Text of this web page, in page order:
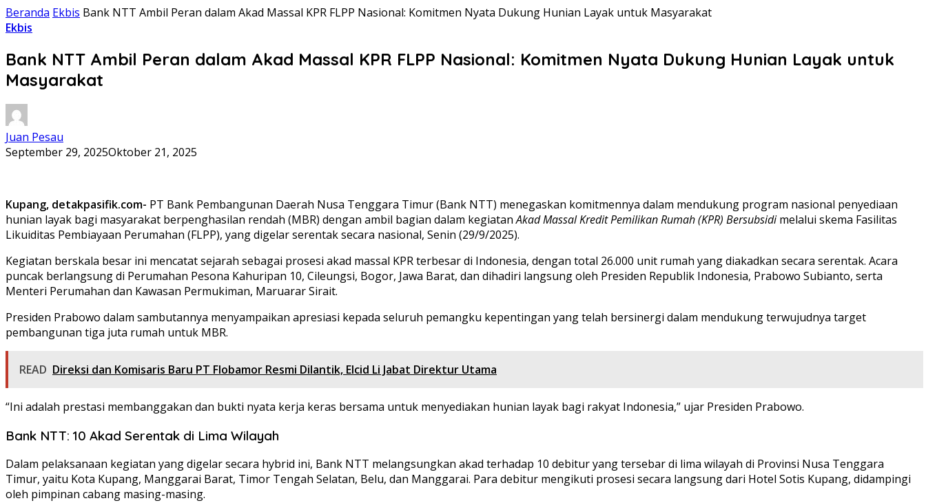
Beranda Ekbis Bank NTT Ambil Peran dalam Akad Massal KPR FLPP Nasional: Komitmen Nyata Dukung Hunian Layak untuk Masyarakat
Ekbis
Bank NTT Ambil Peran dalam Akad Massal KPR FLPP Nasional: Komitmen Nyata Dukung Hunian Layak untuk
Masyarakat
Juan Pesau
September 29, 2025Oktober 21, 2025
Kupang, detakpasifik.com- PT Bank Pembangunan Daerah Nusa Tenggara Timur (Bank NTT) menegaskan komitmennya dalam mendukung program nasional penyediaan
hunian layak bagi masyarakat berpenghasilan rendah (MBR) dengan ambil bagian dalam kegiatanAkad Massal Kredit Pemilikan Rumah (KPR) Bersubsidimelalui skema Fasilitas
Likuiditas Pembiayaan Perumahan (FLPP), yang digelar serentak secara nasional, Senin (29/9/2025).
Kegiatan berskala besar ini mencatat sejarah sebagai prosesi akad massal KPR terbesar di Indonesia, dengan total 26.000 unit rumah yang diakadkan secara serentak. Acara
puncak berlangsung di Perumahan Pesona Kahuripan 10, Cileungsi, Bogor, Jawa Barat, dan dihadiri langsung oleh Presiden Republik Indonesia, Prabowo Subianto, serta
Menteri Perumahan dan Kawasan Permukiman, Maruarar Sirait.
Presiden Prabowo dalam sambutannya menyampaikan apresiasi kepada seluruh pemangku kepentingan yang telah bersinergi dalam mendukung terwujudnya target
pembangunan tiga juta rumah untuk MBR.
READ Direksi dan Komisaris Baru PT Flobamor Resmi Dilantik, Elcid Li Jabat Direktur Utama
“Ini adalah prestasi membanggakan dan bukti nyata kerja keras bersama untuk menyediakan hunian layak bagi rakyat Indonesia,” ujar Presiden Prabowo.
Bank NTT: 10 Akad Serentak di Lima Wilayah
Dalam pelaksanaan kegiatan yang digelar secara hybrid ini, Bank NTT melangsungkan akad terhadap 10 debitur yang tersebar di lima wilayah di Provinsi Nusa Tenggara
Timur, yaitu Kota Kupang, Manggarai Barat, Timor Tengah Selatan, Belu, dan Manggarai. Para debitur mengikuti prosesi secara langsung dari Hotel Sotis Kupang, didampingi
oleh pimpinan cabang masing-masing.